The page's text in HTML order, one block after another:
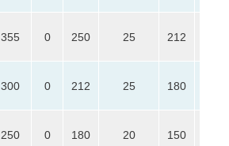
355 0 250 25 212
300 0 212 25 180
250 0 180 20 150